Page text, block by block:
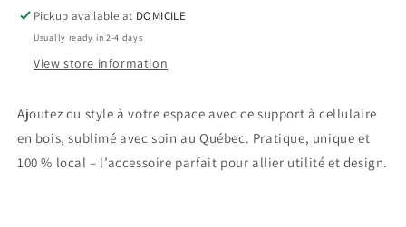
Pickup available at DOMICILE
Usually ready in 2-4 days
View store information
Ajoutez du style à votre espace avec ce support à cellulaire
en bois, sublimé avec soin au Québec. Pratique, unique et
100 % local – l’accessoire parfait pour allier utilité et design.